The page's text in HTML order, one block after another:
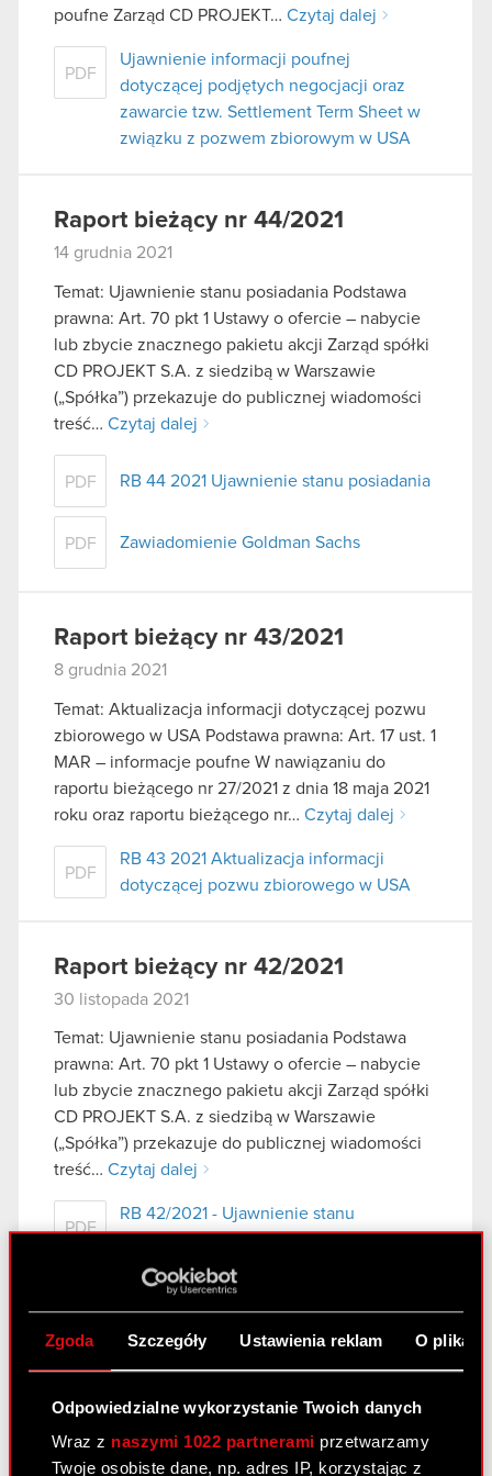
Zgoda Szczegóły Ustawienia reklam O
Odpowiedzialne wykorzystanie Twoich danych
Wraz z naszymi 1022 partnerami przetwarzamy
Twoje osobiste dane, np. adres IP, korzystając z
poufne Zarząd CD PROJEKT… Czytaj dalej
PDF
Ujawnienie informacji poufnej
dotyczącej podjętych negocjacji oraz
zawarcie tzw. Settlement Term Sheet w
związku z pozwem zbiorowym w USA
Raport bieżący nr 44/2021
14 grudnia 2021
Temat: Ujawnienie stanu posiadania Podstawa
prawna: Art. 70 pkt 1 Ustawy o ofercie – nabycie
lub zbycie znacznego pakietu akcji Zarząd spółki
CD PROJEKT S.A. z siedzibą w Warszawie
(„Spółka”) przekazuje do publicznej wiadomości
treść… Czytaj dalej
PDF RB 44 2021 Ujawnienie stanu posiadania
PDF Zawiadomienie Goldman Sachs
Raport bieżący nr 43/2021
8 grudnia 2021
Temat: Aktualizacja informacji dotyczącej pozwu
zbiorowego w USA Podstawa prawna: Art. 17 ust. 1
MAR – informacje poufne W nawiązaniu do
raportu bieżącego nr 27/2021 z dnia 18 maja 2021
roku oraz raportu bieżącego nr… Czytaj dalej
PDF
RB 43 2021 Aktualizacja informacji
dotyczącej pozwu zbiorowego w USA
Raport bieżący nr 42/2021
30 listopada 2021
Temat: Ujawnienie stanu posiadania Podstawa
prawna: Art. 70 pkt 1 Ustawy o ofercie – nabycie
lub zbycie znacznego pakietu akcji Zarząd spółki
CD PROJEKT S.A. z siedzibą w Warszawie
(„Spółka”) przekazuje do publicznej wiadomości
treść… Czytaj dalej
PDF
RB 42/2021 - Ujawnienie stanu
posiadania (ESPI)
Notification
PDF Zawiadomienie
Raport bieżący 41/2021